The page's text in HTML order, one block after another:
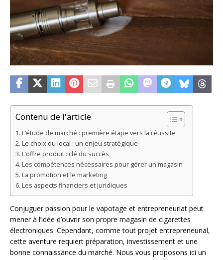
Contenu de l'article
L’étude de marché : première étape vers la réussite
Le choix du local : un enjeu stratégique
L’offre produit : clé du succès
Les compétences nécessaires pour gérer un magasin
La promotion et le marketing
Les aspects financiers et juridiques
Conjuguer passion pour le vapotage et entrepreneuriat peut
mener à l’idée d’ouvrir son propre magasin de cigarettes
électroniques. Cependant, comme tout projet entrepreneurial,
cette aventure requiert préparation, investissement et une
bonne connaissance du marché. Nous vous proposons ici un